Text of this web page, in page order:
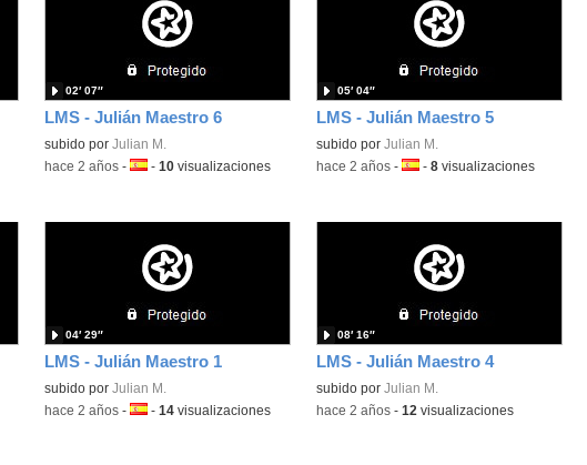
LMS - Julián Maestro 6
subido por Julian M.
02′ 07″
-hace 2 años- Idioma:
- 10visualizaciones
LMS - Julián Maestro 5
subido por Julian M.
05′ 04″
-hace 2 años- Idioma:
- 8visualizaciones
LMS - Julián Maestro 1
subido por Julian M.
04′ 29″
-hace 2 años- Idioma:
- 14visualizaciones
LMS - Julián Maestro 4
subido por Julian M.
08′ 16″
-hace 2 años- 12 visualizaciones